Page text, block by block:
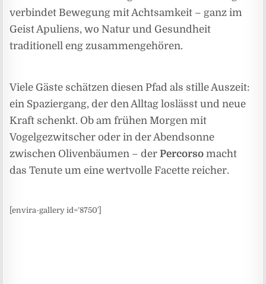
verbindet Bewegung mit Achtsamkeit – ganz im
Geist Apuliens, wo Natur und Gesundheit
traditionell eng zusammengehören.
Viele Gäste schätzen diesen Pfad als stille Auszeit:
ein Spaziergang, der den Alltag loslässt und neue
Kraft schenkt. Ob am frühen Morgen mit
Vogelgezwitscher oder in der Abendsonne
zwischen Olivenbäumen – derPercorso macht
das Tenute um eine wertvolle Facette reicher.
[envira-gallery id=’8750′]